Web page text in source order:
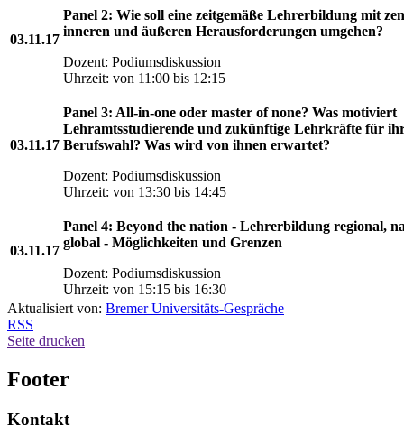
03.11.17
Panel 2: Wie soll eine zeitgemäße Lehrerbildung mit
inneren und äußeren Herausforderungen umgehen?
Dozent: Podiumsdiskussion
Uhrzeit: von 11:00 bis 12:15
03.11.17
Panel 3: All-in-one oder master of none? Was motiviert
Lehramtsstudierende und zukünftige Lehrkräfte für
Berufswahl? Was wird von ihnen erwartet?
Dozent: Podiumsdiskussion
Uhrzeit: von 13:30 bis 14:45
03.11.17
Panel 4: Beyond the nation - Lehrerbildung regional,
global - Möglichkeiten und Grenzen
Dozent: Podiumsdiskussion
Uhrzeit: von 15:15 bis 16:30
Aktualisiert von: Bremer Universitäts-Gespräche
RSS
Seite drucken
Footer
Kontakt